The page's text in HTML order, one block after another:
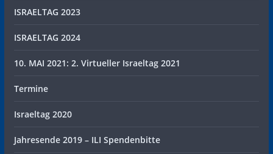
ISRAELTAG 2023
ISRAELTAG 2024
10. MAI 2021: 2. Virtueller Israeltag 2021
Termine
Israeltag 2020
Jahresende 2019 – ILI Spendenbitte